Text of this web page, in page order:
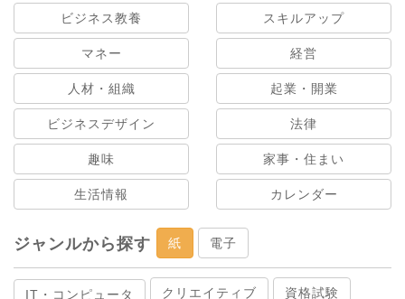
ビジネス教養 スキルアップ
マネー 経営
人材・組織 起業・開業
ビジネスデザイン 法律
趣味 家事・住まい
生活情報 カレンダー
ジャンルから探す 紙 電子
IT・コンピュータ クリエイティブ 資格試験